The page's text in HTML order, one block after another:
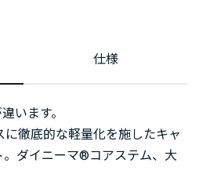
仕様
います。
に徹底的な軽量化を施したキャ
。ダイニーマ®コアステム、大